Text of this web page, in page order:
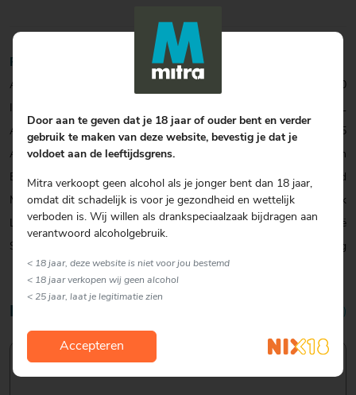
5/5 (2 reviews)
Productinformatie
Artikelcode:
0063231000
33 CL
Alcohol percentage:
7,5
Allergenen:
Gluten
Biersoort:
Zwaar Blond
Merk:
Corsendonk
Land:
België
Smaak:
Blond & Krachtig
Door aan te geven dat je 18 jaar of ouder bent en verder
gebruik te maken van deze website, bevestig je dat je
voldoet aan de leeftijdsgrens.
Mitra verkoopt geen alcohol als je jonger bent dan 18 jaar,
omdat dit schadelijk is voor je gezondheid en wettelijk
verboden is. Wij willen als drankspeciaalzaak bijdragen aan
verantwoord alcoholgebruik.
< 18 jaar, deze website is niet voor jou bestemd
< 18 jaar verkopen wij geen alcohol
< 25 jaar, laat je legitimatie zien
Accepteren